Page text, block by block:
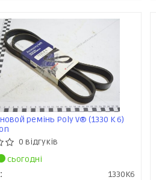
ремінь Poly V® (1330 K 6)
0 відгуків
сьогодні
1330K6